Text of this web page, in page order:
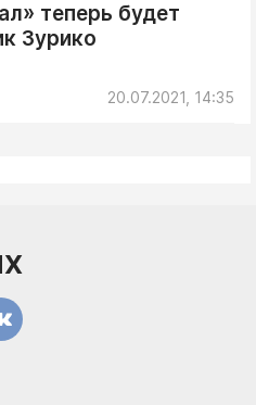
теперь будет
Зурико
20.07.2021, 14:35